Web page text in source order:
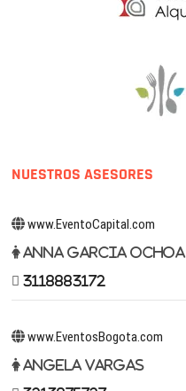
NUESTROS ASESORES
www.EventoCapital.com
Anna Garcia Ochoa
3118883172
www.EventosBogota.com
Angela Vargas